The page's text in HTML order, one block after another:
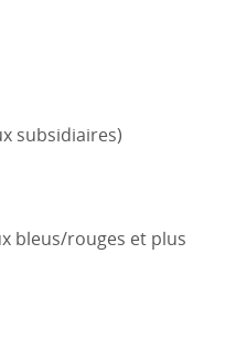
subsidiaires)
bleus/rouges et plus